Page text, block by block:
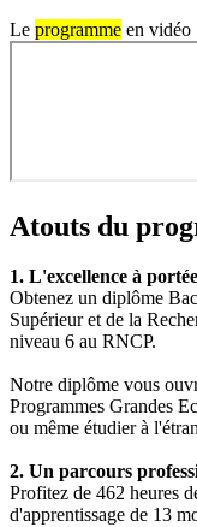
Le programme en vidéo
Atouts du
1. L'excellence à
Obtenez un diplôme
Supérieur et de la
niveau 6 au RNCP.
Notre diplôme vous
Programmes Grandes
ou même étudier à
2. Un parcours
Profitez de 462 heures
d'apprentissage de 13